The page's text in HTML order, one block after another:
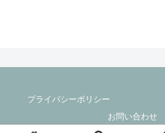
プライバシーポリシー
お問い合わせ